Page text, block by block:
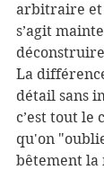
arbitraire et
s’agit
La
détail sans
c’est tout le
qu'on
bêtement